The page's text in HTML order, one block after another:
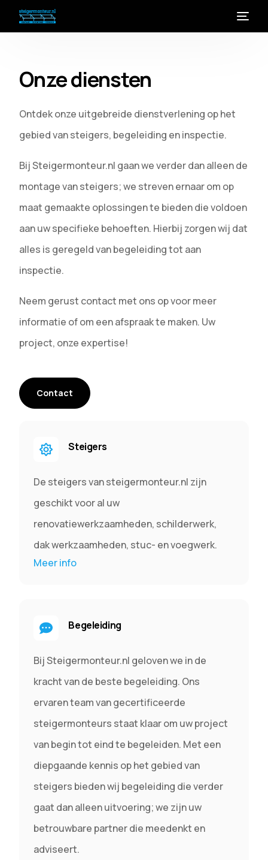
Onze diensten
Ontdek onze uitgebreide dienstverlening op het
gebied van steigers, begeleiding en inspectie.
Bij Steigermonteur.nl gaan we verder dan alleen de
montage van steigers; we streven ernaar om op
maat gemaakte oplossingen te bieden die voldoen
aan uw specifieke behoeften. Hierbij zorgen wij dat
alles is geregeld van begeleiding tot aan
inspectie.
Neem gerust contact met ons op voor meer
informatie of om een afspraak te maken. Uw
project, onze expertise!
Contact
Steigers
De steigers van steigermonteur.nl zijn
geschikt voor al uw
renovatiewerkzaamheden, schilderwerk,
dak werkzaamheden, stuc- en voegwerk.
Meer info
Begeleiding
Bij Steigermonteur.nl geloven we in de
kracht van de beste begeleiding. Ons
ervaren team van gecertificeerde
steigermonteurs staat klaar om uw project
van begin tot eind te begeleiden. Met een
diepgaande kennis op het gebied van
steigers bieden wij begeleiding die verder
gaat dan alleen uitvoering; we zijn uw
betrouwbare partner die meedenkt en
adviseert.